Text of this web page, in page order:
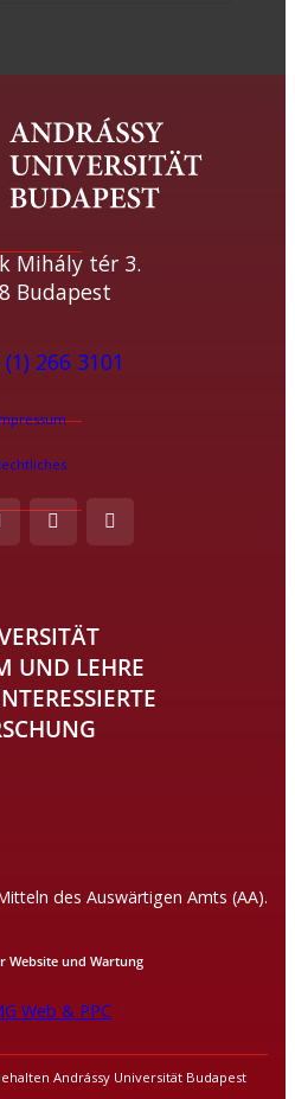
Mihály tér 3.
Budapest
(1) 266 3101
UND LEHRE
des Auswärtigen Amts (AA).
Andrássy Universität Budapest
Website und Wartung